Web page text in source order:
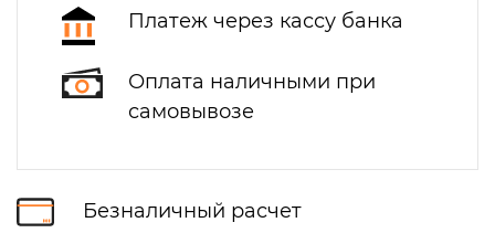
Платеж через кассу банка
Оплата наличными при
самовывозе
Безналичный расчет